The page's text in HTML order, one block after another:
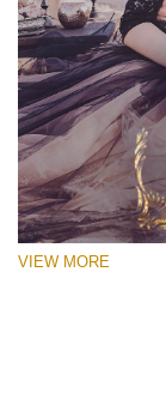
VIEW MORE